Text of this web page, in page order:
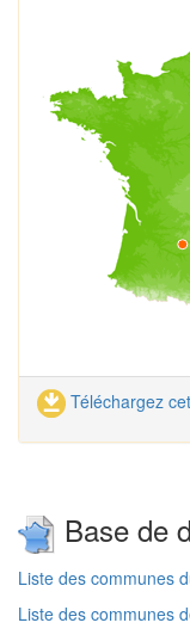
Téléchargez
Base de
Liste des communes
Liste des communes